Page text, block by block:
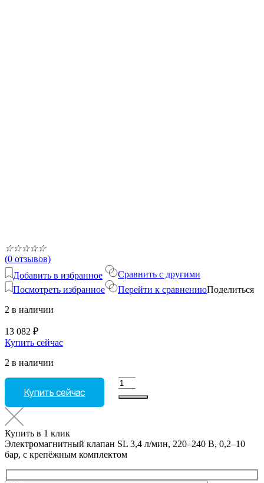
☆☆☆☆☆
(0 отзывов)
Добавить в избранное
Посмотреть избранное
Сравнить с другими
Перейти к сравнениюПоделиться
2 в наличии
13 082 ₽
Купить сейчас
2 в наличии
Купить сейчас
Количество
л/
мин,
240
Купить в 1 клик
Электромагнитный клапан SL 3,4 л/мин, 220–240 В, 0,2–10
бар, с крепёжным комплектом